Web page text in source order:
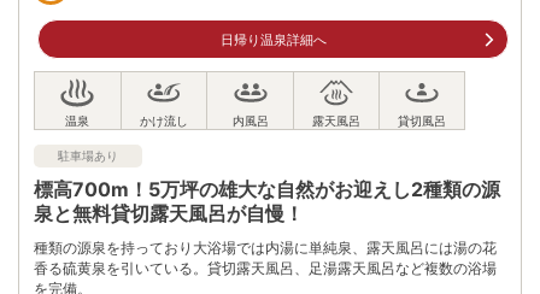
電話番号 0995784126
問合せください。
※ 料金情報は税込・税抜表記が混ざっております。正しい金額はご利用前にご
自身でお問合せください。
日帰り温泉詳細へ
駐車場あり
標高700m！5万坪の雄大な自然がお迎えし2種類の源
泉と無料貸切露天風呂が自慢！
種類の源泉を持っており大浴場では内湯に単純泉、露天風呂には湯の花
香る硫黄泉を引いている。貸切露天風呂、足湯露天風呂など複数の浴場
を完備。